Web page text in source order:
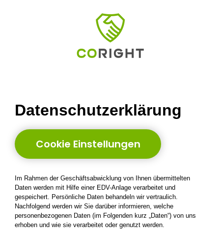
Datenschutzerklärung
Cookie Einstellungen
Im Rahmen der Geschäftsabwicklung von Ihnen übermittelten
Daten werden mit Hilfe einer EDV-Anlage verarbeitet und
gespeichert. Persönliche Daten behandeln wir vertraulich.
Nachfolgend werden wir Sie darüber informieren, welche
personenbezogenen Daten (im Folgenden kurz „Daten“) von uns
erhoben und wie sie verarbeitet oder genutzt werden.